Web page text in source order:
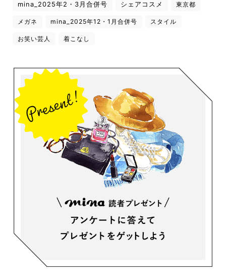
mina_2025年2・3月合併号 シェアコスメ 東京都
メガネ mina_2025年12・1月合併号 スタイル
お笑い芸人 着こなし